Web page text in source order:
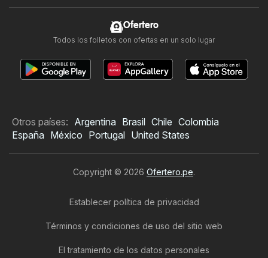
Ofertero
Todos los folletos con ofertas en un solo lugar
Otros países: Argentina Brasil Chile Colombia
España México Portugal United States
Copyright © 2026 Ofertero.pe.
Establecer política de privacidad
Términos y condiciones de uso del sitio web
El tratamiento de los datos personales